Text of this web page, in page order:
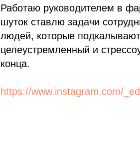
Работаю руководителем в
шуток ставлю задачи
людей, которые
целеустремленный и
конца.
https://www.instagram.com/